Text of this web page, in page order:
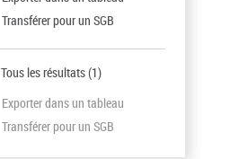
Transférer pour un SGB
Tous les résultats(1)
Exporter dans un tableau
Transférer pour un SGB